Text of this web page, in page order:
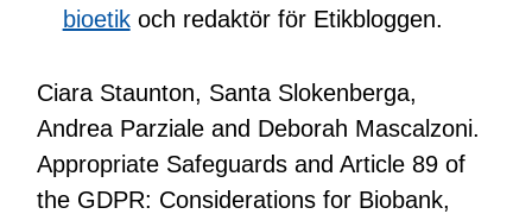
bioetikoch redaktör för Etikbloggen.
Ciara Staunton, Santa Slokenberga,
Andrea Parziale and Deborah Mascalzoni.
Appropriate Safeguards and Article 89 of
the GDPR: Considerations for Biobank,